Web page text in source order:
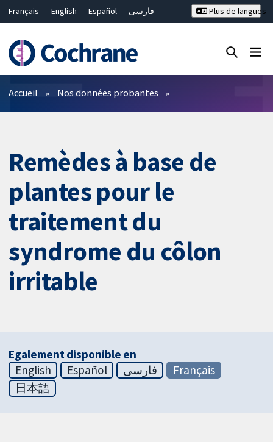
Français English Español
فارسی
Bahasa Malaysia
ไทย
繁體中文
简体中文
Plus de langues
Filtres
Accueil Nos données probantes
Remèdes à base de
plantes pour le
traitement du
syndrome du côlon
irritable
Egalement disponible en
English
Español فارسی
Français
日本語